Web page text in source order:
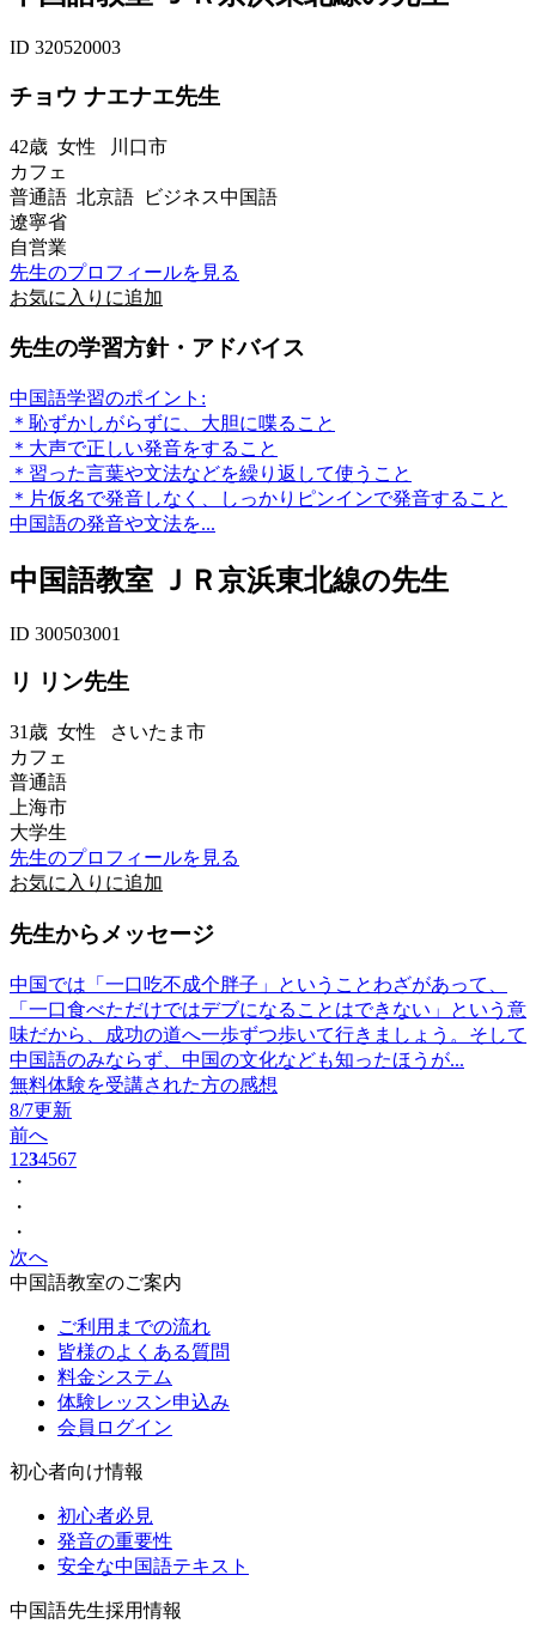
ID 320520003
チョウ ナエナエ先生
42歳 女性 川口市
カフェ
普通語 北京語 ビジネス中国語
遼寧省
自営業
先生のプロフィールを見る
お気に入りに追加
先生の学習方針・アドバイス
中国語学習のポイント:
＊恥ずかしがらずに、大胆に喋ること
＊大声で正しい発音をすること
＊習った言葉や文法などを繰り返して使うこと
＊片仮名で発音しなく、しっかりピンインで発音すること
中国語の発音や文法を...
中国語教室 ＪＲ京浜東北線の先生
ID 300503001
リ リン先生
31歳 女性 さいたま市
カフェ
普通語
上海市
大学生
先生のプロフィールを見る
お気に入りに追加
先生からメッセージ
中国では「一口吃不成个胖子」ということわざがあって、
「一口食べただけではデブになることはできない」という意
味だから、成功の道へ一歩ずつ歩いて行きましょう。そして
中国語のみならず、中国の文化なども知ったほうが...
無料体験を受講された方の感想
8/7更新
前へ
1 234567
・
・
・
次へ
中国語教室のご案内
ご利用までの流れ
皆様のよくある質問
料金システム
体験レッスン申込み
会員ログイン
初心者向け情報
初心者必見
発音の重要性
安全な中国語テキスト
中国語先生採用情報